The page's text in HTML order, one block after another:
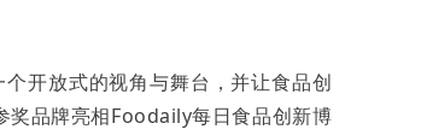
开放式的视角与舞台，并让食品创
奖品牌亮相Foodaily每日食品创新博